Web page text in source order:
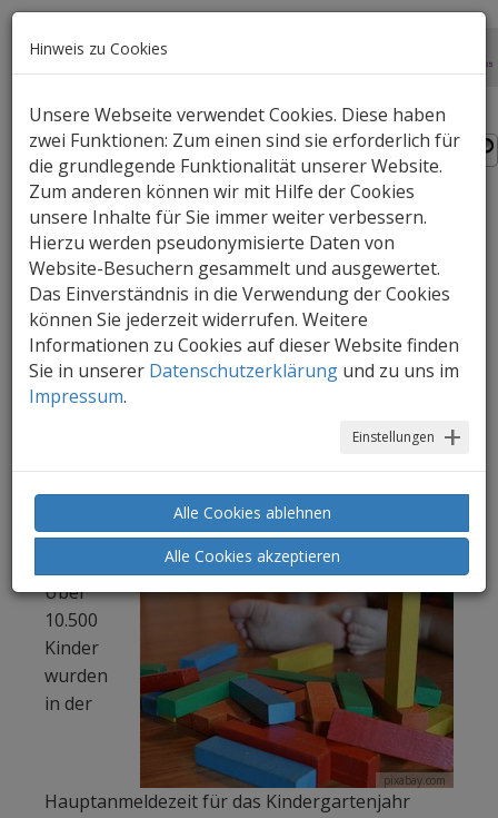
Hauptanmeldezeit
abgeschlossen: Über
10.500 Kinder angemeldet
15.01.2018
Die Hauptanmeldezeit für das
Kindergartenjahr 2018/19 in den
städtischen Kindergärten ist
abgeschlossen. Nun startet die Phase
der Platzvergabe.
pixabay.com
Über
10.500
Kinder
wurden
in der
Hauptanmeldezeit für das Kindergartenjahr
Hinweis zu Cookies
Unsere Webseite verwendet Cookies. Diese haben
zwei Funktionen: Zum einen sind sie erforderlich für
die grundlegende Funktionalität unserer Website.
Zum anderen können wir mit Hilfe der Cookies
unsere Inhalte für Sie immer weiter verbessern.
Hierzu werden pseudonymisierte Daten von
Website-Besuchern gesammelt und ausgewertet.
Das Einverständnis in die Verwendung der Cookies
können Sie jederzeit widerrufen. Weitere
Informationen zu Cookies auf dieser Website finden
Sie in unserer Datenschutzerklärung und zu uns im
Impressum.
Einstellungen
Alle Cookies ablehnen
Alle Cookies akzeptieren